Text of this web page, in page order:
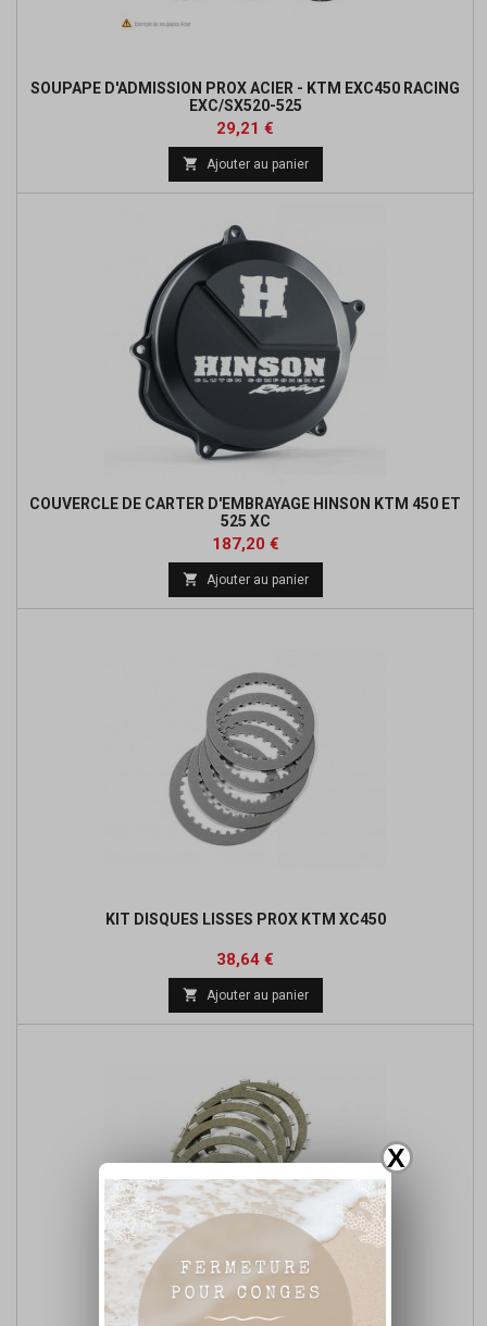
X
SOUPAPE D'ADMISSION PROX ACIER - KTM EXC450 RACING
EXC/SX520-525
Prix
29,21 €
base
 Ajouter au panier
COUVERCLE DE CARTER D'EMBRAYAGE HINSON KTM 450 ET
525 XC
Prix
187,20 €Prix
de
base
 Ajouter au panier
KIT DISQUES LISSES PROX KTM XC450
Prix
38,64 €
base
 Ajouter au panier